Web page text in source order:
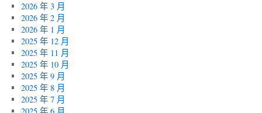
2026 年 3 月
2026 年 2 月
2026 年 1 月
2025 年 12 月
2025 年 11 月
2025 年 10 月
2025 年 9 月
2025 年 8 月
2025 年 7 月